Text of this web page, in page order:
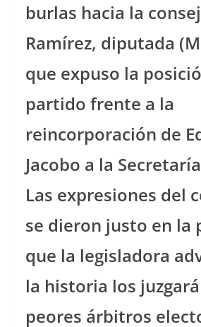
burlas hacia la
Ramírez, diputada
que expuso la
partido frente a la
reincorporación de
Jacobo a la
Las expresiones del
se dieron justo en la
que la legisladora
la historia los
peores árbitros